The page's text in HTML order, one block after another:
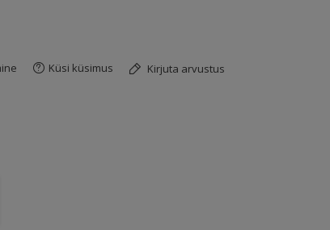
Küsi küsimus Kirjuta arvustus